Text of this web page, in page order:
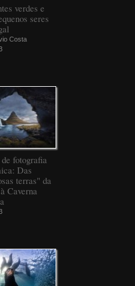
verdes e
seres
Costa
fotografia
Das
terras" da
Caverna